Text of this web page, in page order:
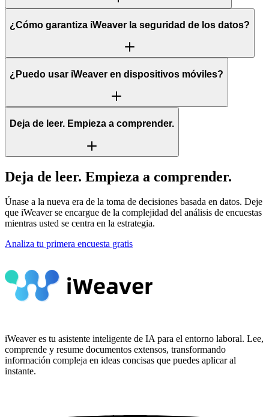
¿Cómo garantiza iWeaver la seguridad de los datos?
¿Puedo usar iWeaver en dispositivos móviles?
Deja de leer. Empieza a comprender.
Deja de leer. Empieza a comprender.
Únase a la nueva era de la toma de decisiones basada en datos. Deje
que iWeaver se encargue de la complejidad del análisis de encuestas
mientras usted se centra en la estrategia.
Analiza tu primera encuesta gratis
iWeaver es tu asistente inteligente de IA para el entorno laboral. Lee,
comprende y resume documentos extensos, transformando
información compleja en ideas concisas que puedes aplicar al
instante.